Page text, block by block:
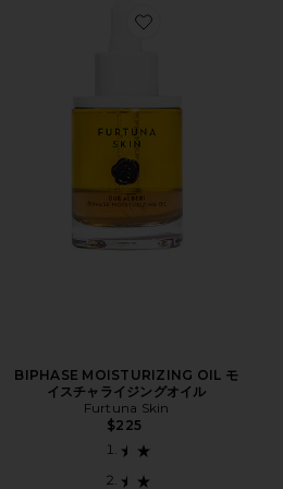
Favorite BIPHASE
BIPHASE MOISTURIZING OIL モ
イスチャライジングオイル
Furtuna Skin
$225